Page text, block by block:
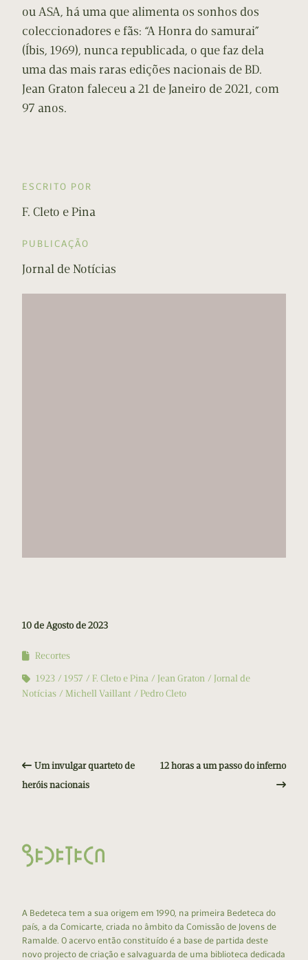
ou ASA, há uma que alimenta os sonhos dos
coleccionadores e fãs: “A Honra do samurai”
(Íbis, 1969), nunca republicada, o que faz dela
uma das mais raras edições nacionais de BD.
Jean Graton faleceu a 21 de Janeiro de 2021, com
97 anos.
ESCRITO POR
F. Cleto e Pina
PUBLICAÇÃO
Jornal de Notícias
10 de Agosto de 2023
Recortes
1923
1957 F. Cleto e Pina Jean Graton
Jornal de
Notícias
Michell Vaillant Pedro Cleto
Um invulgar quarteto de
heróis nacionais
12 horas a um passo do inferno
A Bedeteca tem a sua origem em 1990, na primeira Bedeteca do
país, a da Comicarte, criada no âmbito da Comissão de Jovens de
Ramalde. O acervo então constituído é a base de partida deste
novo projecto de criação e salvaguarda de uma biblioteca dedicada